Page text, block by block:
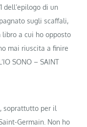
dell’epilogo di un
sugli scaffali,
libro a cui ho opposto
mai riuscita a finire
SONO – SAINT
soprattutto per il
Germain. Non ho